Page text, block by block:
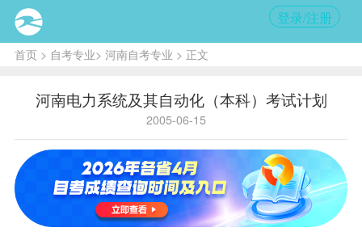
登录/注册
首页> 自考专业> 河南自考专业 > 正文
河南电力系统及其自动化（本科）考试计划
2005-06-15